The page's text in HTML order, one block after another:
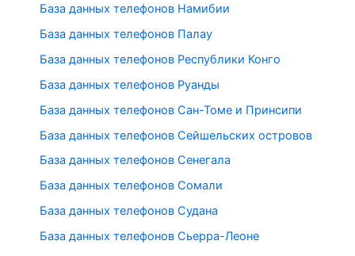
База данных телефонов Намибии
База данных телефонов Палау
База данных телефонов Республики Конго
База данных телефонов Руанды
База данных телефонов Сан-Томе и Принсипи
База данных телефонов Сейшельских островов
База данных телефонов Сенегала
База данных телефонов Сомали
База данных телефонов Судана
База данных телефонов Сьерра-Леоне